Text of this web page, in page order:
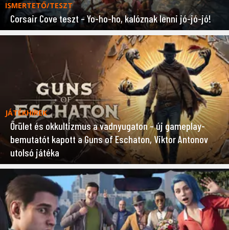
ISMERTETŐ/TESZT
Corsair Cove teszt – Yo-ho-ho, kalóznak lenni jó-jó-jó!
JÁTÉKHÍREK
Őrület és okkultizmus a vadnyugaton – új gameplay-
bemutatót kapott a Guns of Eschaton, Viktor Antonov
utolsó játéka